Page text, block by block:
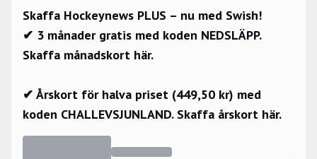
Skaffa Hockeynews PLUS – nu med Swish!
✔ 3 månader gratis med koden NEDSLÄPP.
Skaffa månadskort här.
✔ Årskort för halva priset (449,50 kr) med
koden CHALLEVSJUNLAND. Skaffa årskort här.